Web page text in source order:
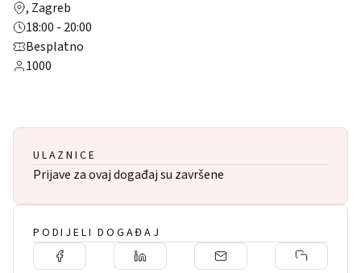
, Zagreb
18:00 - 20:00
Besplatno
1000
ULAZNICE
Prijave za ovaj događaj su završene
PODIJELI DOGAĐAJ